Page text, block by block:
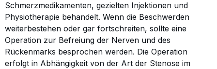
Schmerzmedikamenten, gezielten Injektionen und
Physiotherapie behandelt. Wenn die Beschwerden
weiterbestehen oder gar fortschreiten, sollte eine
Operation zur Befreiung der Nerven und des
Rückenmarks besprochen werden. Die Operation
erfolgt in Abhängigkeit von der Art der Stenose im